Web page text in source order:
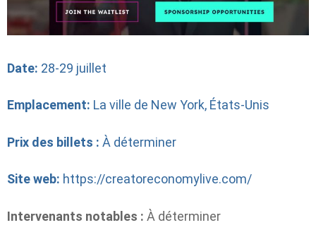
Date: 28-29 juillet
Emplacement: La ville de New York, États-Unis
Prix ​​des billets : À déterminer
Site web: https://creatoreconomylive.com/
Intervenants notables : À déterminer